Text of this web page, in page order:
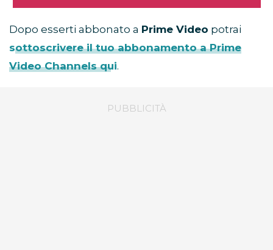
Dopo esserti abbonato a Prime Video potrai
sottoscrivere il tuo abbonamento a Prime
Video Channels qui.